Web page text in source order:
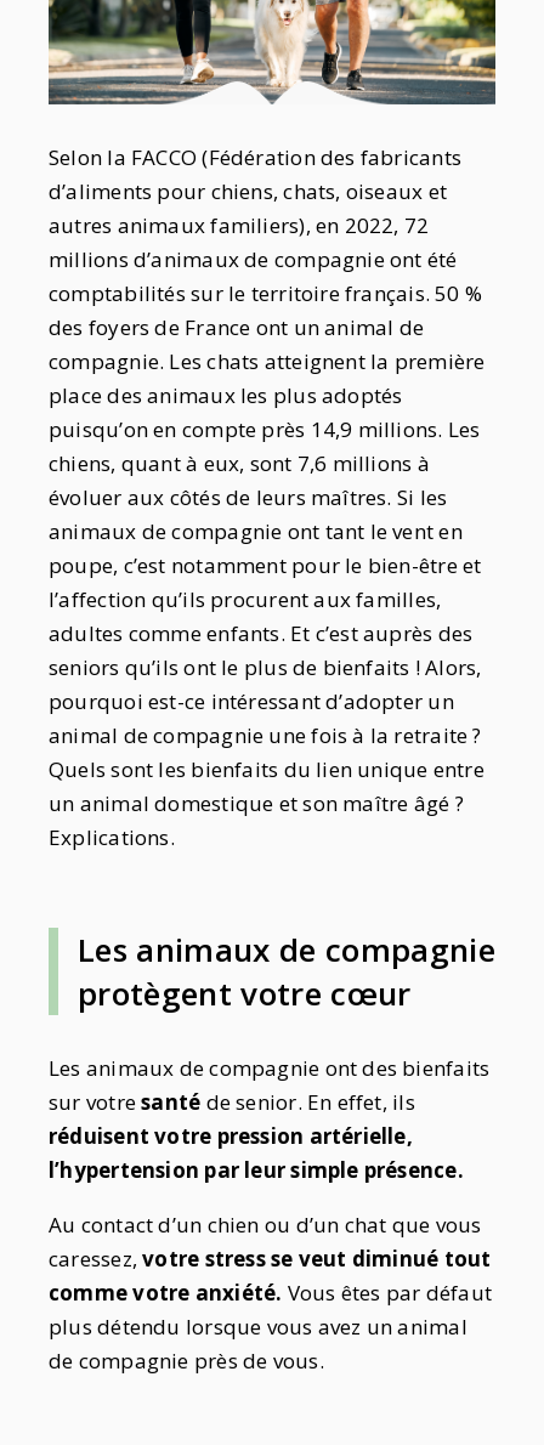
Selon la FACCO (Fédération des fabricants
d’aliments pour chiens, chats, oiseaux et
autres animaux familiers), en 2022, 72
millions d’animaux de compagnie ont été
comptabilités sur le territoire français. 50 %
des foyers de France ont un animal de
compagnie. Les chats atteignent la première
place des animaux les plus adoptés
puisqu’on en compte près 14,9 millions. Les
chiens, quant à eux, sont 7,6 millions à
évoluer aux côtés de leurs maîtres. Si les
animaux de compagnie ont tant le vent en
poupe, c’est notamment pour le bien-être et
l’affection qu’ils procurent aux familles,
adultes comme enfants. Et c’est auprès des
seniors qu’ils ont le plus de bienfaits ! Alors,
pourquoi est-ce intéressant d’adopter un
animal de compagnie une fois à la retraite ?
Quels sont les bienfaits du lien unique entre
un animal domestique et son maître âgé ?
Explications.
Les animaux de compagnie
protègent votre cœur
Les animaux de compagnie ont des bienfaits
sur votresanté de senior. En effet, ils
réduisent votre pression artérielle,
l’hypertension par leur simple présence.
Au contact d’un chien ou d’un chat que vous
caressez,votre stress se veut diminué tout
comme votre anxiété. Vous êtes par défaut
plus détendu lorsque vous avez un animal
de compagnie près de vous.